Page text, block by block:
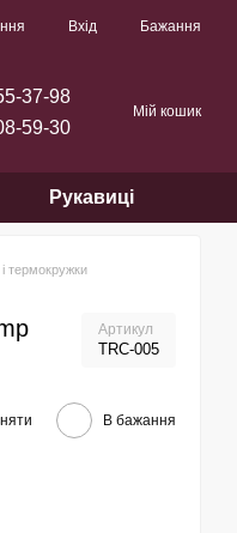
Вхід Бажання
37-98
59-30
Мій кошик
Рукавиці
термокружки
Артикул
TRC-005
В бажання